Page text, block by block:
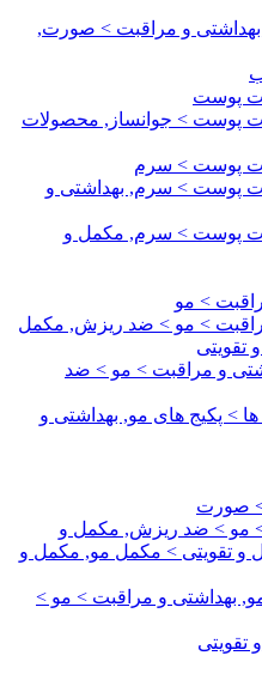
بهداشتی و مراقبت > صورت,
پوست
پوست > جوانساز, محصولات
پوست > سرم
پوست > سرم, بهداشتی و
پوست > سرم, مکمل و
> مو
> مو > ضد ریزش, مکمل
تقویتی
و مراقبت > مو > ضد
> پکیج های مو, بهداشتی و
> صورت
> مو > ضد ریزش, مکمل و
و تقویتی > مکمل مو, مکمل و
بهداشتی و مراقبت > مو >
تقویتی